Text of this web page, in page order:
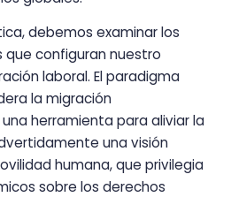
debemos examinar los
configuran nuestro
laboral. El paradigma
la migración
herramienta para aliviar la
una visión
humana, que privilegia
sobre los derechos